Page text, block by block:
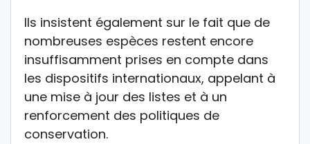
Ils insistent également sur le fait que de
nombreuses espèces restent encore
insuffisamment prises en compte dans
les dispositifs internationaux, appelant à
une mise à jour des listes et à un
renforcement des politiques de
conservation.